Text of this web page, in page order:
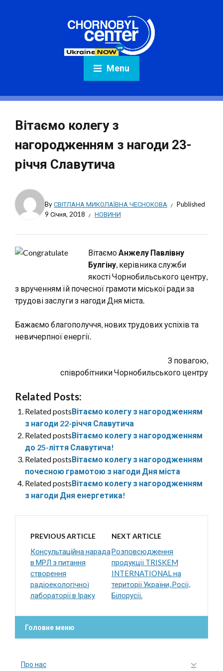
Menu
Вітаємо колегу з
нагородженням з нагоди 23-
річчя Славутича
ByСВІТЛАНА МИКОЛАЇВНА ЧЕСНОКОВА
Published
9 Січня, 2018
НОВИНИ
ВітаємоАнжелу Павлівну
Булгіну, керівника служби
якості Чорнобильського центру,
з врученням їй почесної грамоти міської ради за
трудові заслуги з нагоди Дня міста.
Бажаємо благополуччя, нових трудових успіхів та
невичерпної енергії.
З повагою,
співробітники Чорнобильського центру
Related Posts:
Related postsВітаємо колегу з нагородженням
з нагоди 22-річчя Славутича
Related postsВітаємо колегу з нагородженням
до 25-ліття Славутича!
Related postsВітаємо колегу з нагородженням
почесною грамотою з нагоди Дня міста
Related postsВітаємо колегу з нагородженням
з нагоди Дня енергетика!
PREVIOUS ARTICLE
Консультаційна нарада
в МРЛ з питання
створення
радіоекологічної
лабораторії в Іраку
NEXT ARTICLE
Розповсюдження
продукції TRISKEM
INTERNATIONAL на
території України, Росії,
Білорусії.
Головне меню
Про нас